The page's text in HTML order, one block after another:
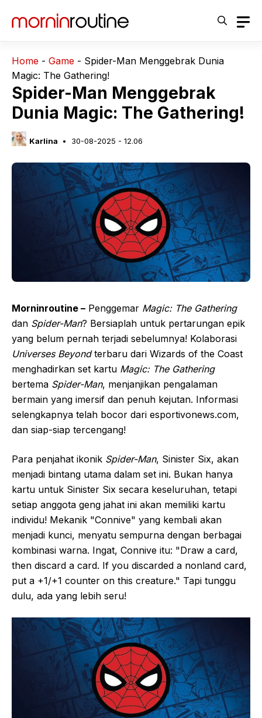
Home - Game - Spider-Man Menggebrak Dunia
Magic: The Gathering!
Spider-Man Menggebrak
Dunia Magic: The Gathering!
Karlina 30-08-2025 - 12.06
Morninroutine – Penggemar Magic: The Gathering
dan Spider-Man? Bersiaplah untuk pertarungan epik
yang belum pernah terjadi sebelumnya! Kolaborasi
Universes Beyondterbaru dari Wizards of the Coast
menghadirkan set kartu Magic: The Gathering
bertema Spider-Man, menjanjikan pengalaman
bermain yang imersif dan penuh kejutan. Informasi
selengkapnya telah bocor dari esportivonews.com,
dan siap-siap tercengang!
Para penjahat ikonik Spider-Man, Sinister Six, akan
menjadi bintang utama dalam set ini. Bukan hanya
kartu untuk Sinister Six secara keseluruhan, tetapi
setiap anggota geng jahat ini akan memiliki kartu
individu! Mekanik "Connive" yang kembali akan
menjadi kunci, menyatu sempurna dengan berbagai
kombinasi warna. Ingat, Connive itu: "Draw a card,
then discard a card. If you discarded a nonland card,
put a +1/+1 counter on this creature." Tapi tunggu
dulu, ada yang lebih seru!